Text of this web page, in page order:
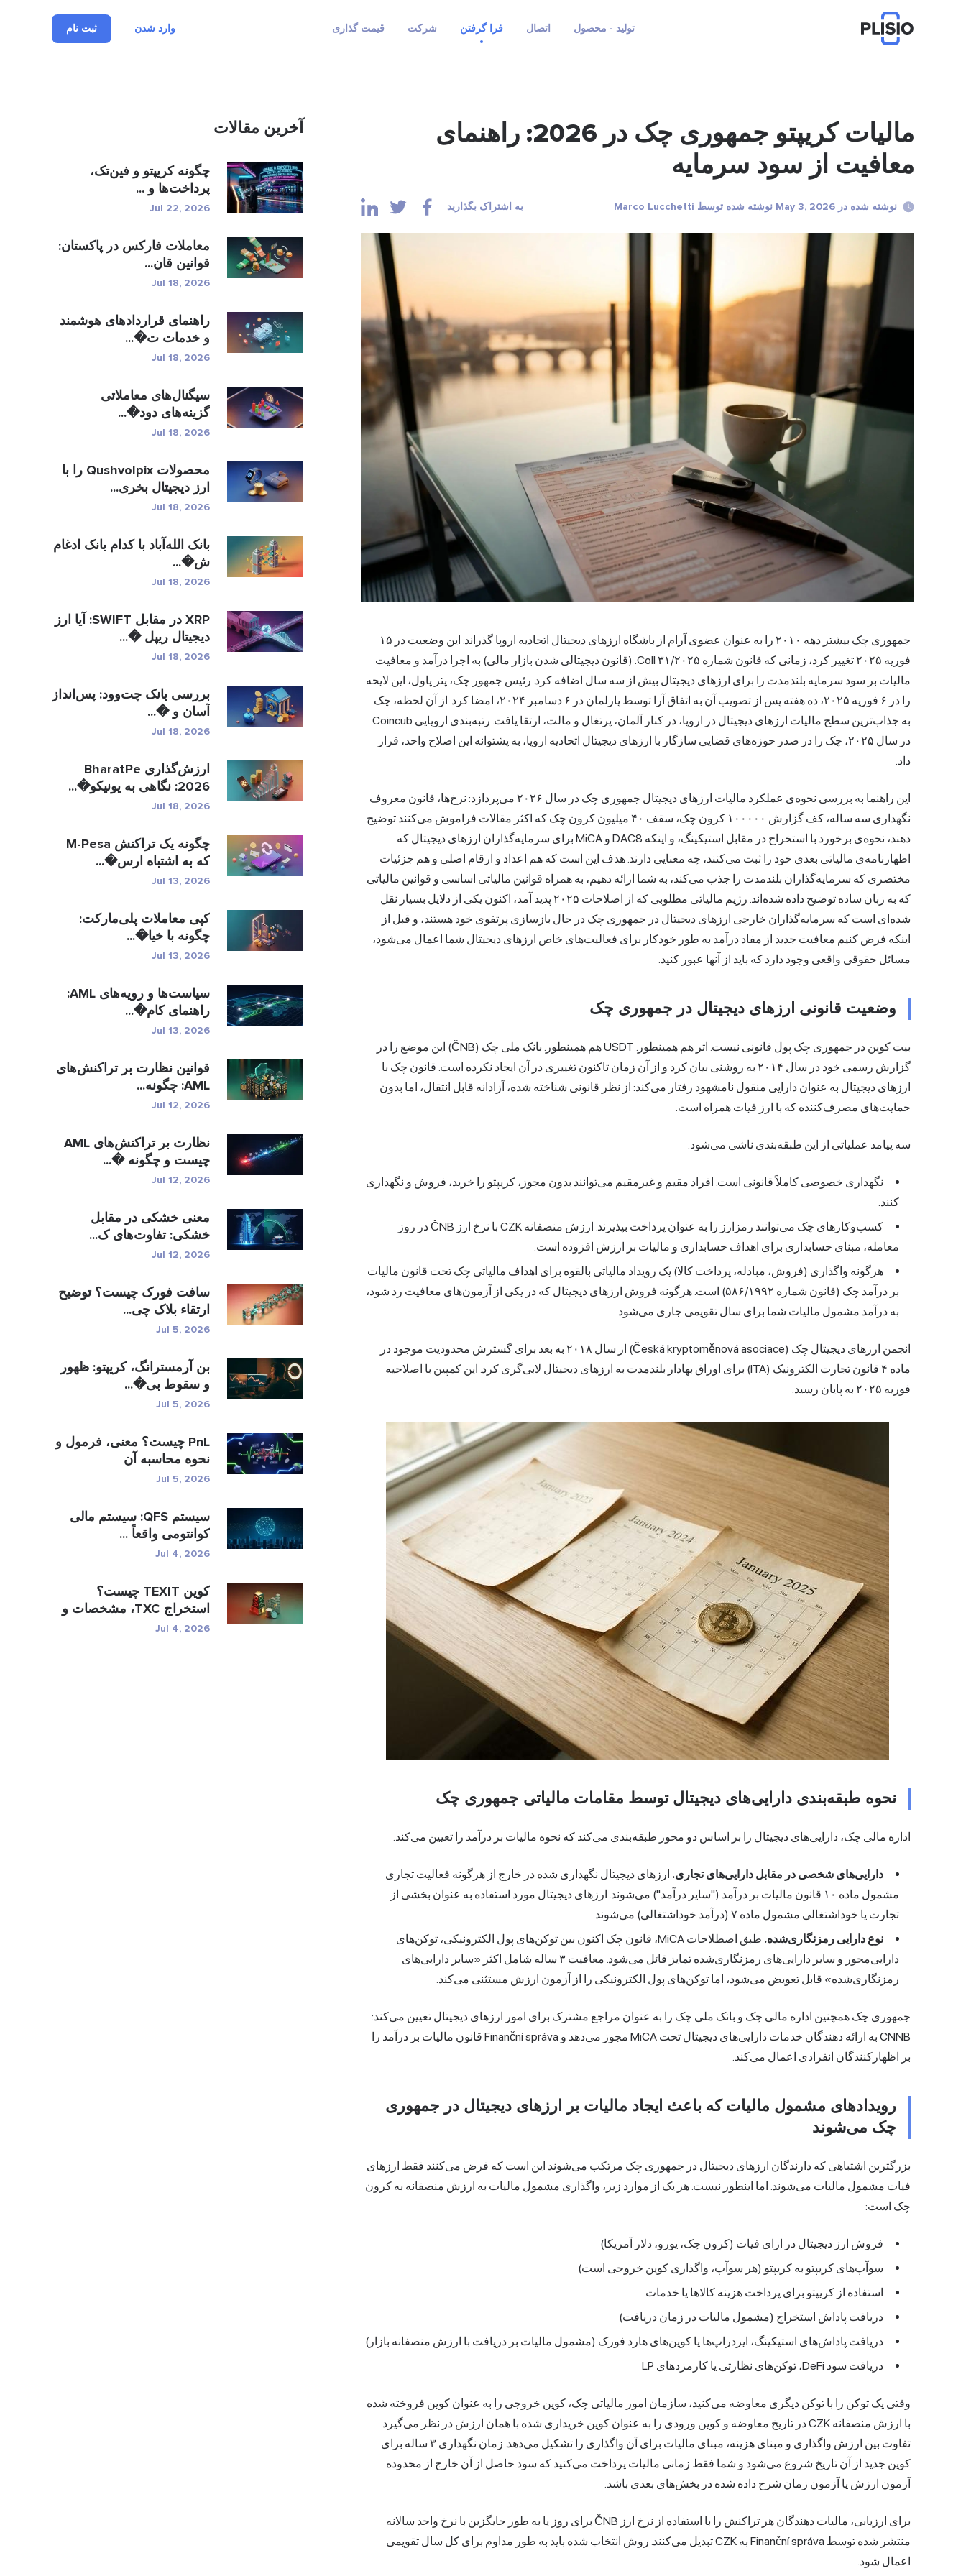
تولید - محصول اتصال فرا گرفتن شرکت قیمت گذاری وارد شدن ثبت نام
مالیات کریپتو جمهوری چک در 2026: راهنمای
معافیت از سود سرمایه
نوشته شده در May 3, 2026 نوشته شده توسط Marco Lucchetti به اشتراک بگذارید
جمهوری چک بیشتر دهه ۲۰۱۰ را به عنوان عضوی آرام از باشگاه ارزهای دیجیتال اتحادیه اروپا گذراند. این وضعیت در ۱۵
فوریه ۲۰۲۵ تغییر کرد، زمانی که قانون شماره ۳۱/۲۰۲۵ Coll. (قانون دیجیتالی شدن بازار مالی) به اجرا درآمد و معافیت
مالیات بر سود سرمایه بلندمدت را برای ارزهای دیجیتال بیش از سه سال اضافه کرد. رئیس جمهور چک، پتر پاول، این لایحه
را در ۶ فوریه ۲۰۲۵، ده هفته پس از تصویب آن به اتفاق آرا توسط پارلمان در ۶ دسامبر ۲۰۲۴، امضا کرد. از آن لحظه، چک
به جذاب‌ترین سطح مالیات ارزهای دیجیتال
در اروپا، در کنار آلمان، پرتغال و مالت، ارتقا یافت. رتبه‌بندی اروپایی Coincub
در سال ۲۰۲۵، چک را در صدر حوزه‌های قضایی سازگار با ارزهای دیجیتال اتحادیه اروپا، به پشتوانه این اصلاح واحد، قرار
داد.
این راهنما به بررسی نحوه‌ی عملکرد مالیات ارزهای دیجیتال جمهوری چک در سال ۲۰۲۶ می‌پردازد: نرخ‌ها، قانون معروف
نگهداری سه ساله، کف گزارش ۱۰۰۰۰۰ کرون چک، سقف ۴۰ میلیون کرون چک که اکثر مقالات فراموش می‌کنند توضیح
دهند، نحوه‌ی برخورد با استخراج در مقابل استیکینگ، و اینکه DAC8 و MiCA برای سرمایه‌گذاران ارزهای دیجیتال که
اظهارنامه‌ی مالیاتی بعدی خود را ثبت می‌کنند، چه معنایی دارند. هدف این است که هم اعداد و ارقام اصلی و هم جزئیات
مختصری که سرمایه‌گذاران بلندمدت را جذب می‌کند، به شما ارائه دهیم، به همراه قوانین مالیاتی اساسی و قوانین مالیاتی
که به زبان ساده توضیح داده شده‌اند. رژیم مالیاتی مطلوبی که از اصلاحات ۲۰۲۵ پدید آمد، اکنون یکی از دلایل بسیار نقل
شده‌ای است که سرمایه‌گذاران خارجی ارزهای دیجیتال در جمهوری چک در حال بازسازی پرتفوی خود هستند، و قبل از
اینکه فرض کنیم معافیت جدید از مفاد درآمد به طور خودکار برای فعالیت‌های خاص ارزهای دیجیتال شما اعمال می‌شود،
مسائل حقوقی واقعی وجود دارد که باید از آنها عبور کنید.
وضعیت قانونی ارزهای دیجیتال در جمهوری چک
بیت کوین در جمهوری چک پول قانونی نیست. اتر هم همینطور. USDT هم همینطور. بانک ملی چک (ČNB) این موضع را در
گزارش رسمی خود در سال ۲۰۱۴ به روشنی بیان کرد و از آن زمان تاکنون تغییری در آن ایجاد نکرده است. قانون چک با
ارزهای دیجیتال به عنوان دارایی منقول نامشهود رفتار می‌کند: از نظر قانونی شناخته شده، آزادانه قابل انتقال، اما بدون
حمایت‌های مصرف‌کننده که با ارز فیات همراه است.
سه پیامد عملیاتی از این طبقه‌بندی ناشی می‌شود:
نگهداری خصوصی کاملاً قانونی است. افراد مقیم و غیرمقیم می‌توانند بدون مجوز، کریپتو را خرید، فروش و نگهداری
کنند.
کسب‌وکارهای چک می‌توانند رمزارز را به عنوان پرداخت بپذیرند. ارزش منصفانه CZK با نرخ ارز ČNB در روز
معامله، مبنای حسابداری برای اهداف حسابداری و مالیات بر ارزش افزوده است.
هرگونه واگذاری (فروش، مبادله، پرداخت کالا) یک رویداد مالیاتی بالقوه برای اهداف مالیاتی چک تحت قانون مالیات
بر درآمد چک (قانون شماره ۵۸۶/۱۹۹۲) است. هرگونه فروش ارزهای دیجیتال که در یکی از آزمون‌های معافیت رد شود،
به درآمد مشمول مالیات شما برای سال تقویمی جاری می‌شود.
انجمن ارزهای دیجیتال چک (Česká kryptoměnová asociace) از سال ۲۰۱۸ به بعد برای گسترش محدودیت موجود در
ماده ۴ قانون تجارت الکترونیک (ITA) برای اوراق بهادار بلندمدت به ارزهای دیجیتال لابی‌گری کرد. این کمپین با اصلاحیه
فوریه ۲۰۲۵ به پایان رسید.
نحوه طبقه‌بندی دارایی‌های دیجیتال توسط مقامات مالیاتی جمهوری چک
اداره مالی چک، دارایی‌های دیجیتال را بر اساس دو محور طبقه‌بندی می‌کند که نحوه مالیات بر درآمد را تعیین می‌کند.
دارایی‌های شخصی در مقابل دارایی‌های تجاری. ارزهای دیجیتال نگهداری شده در خارج از هرگونه فعالیت تجاری
مشمول ماده ۱۰ قانون مالیات بر درآمد ("سایر درآمد") می‌شوند. ارزهای دیجیتال مورد استفاده به عنوان بخشی از
تجارت یا خوداشتغالی مشمول ماده ۷ (درآمد خوداشتغالی) می‌شوند.
نوع دارایی رمزنگاری‌شده.
طبق اصطلاحات MiCA، قانون چک اکنون بین توکن‌های پول الکترونیکی، توکن‌های
دارایی‌محور و سایر دارایی‌های رمزنگاری‌شده تمایز قائل می‌شود. معافیت ۳ ساله شامل اکثر «سایر دارایی‌های
رمزنگاری‌شده» قابل تعویض می‌شود، اما توکن‌های پول الکترونیکی را از آزمون ارزش مستثنی می‌کند.
جمهوری چک همچنین اداره مالی چک و بانک ملی چک را به عنوان مراجع مشترک برای امور ارزهای دیجیتال تعیین می‌کند:
CNNB به ارائه دهندگان خدمات دارایی‌های دیجیتال تحت MiCA مجوز می‌دهد و Finanční správa قانون مالیات بر درآمد را
بر اظهارکنندگان انفرادی اعمال می‌کند.
رویدادهای مشمول مالیات که باعث ایجاد مالیات بر ارزهای دیجیتال در جمهوری
چک می‌شوند
بزرگترین اشتباهی که دارندگان ارزهای دیجیتال در جمهوری چک مرتکب می‌شوند این است که فرض می‌کنند فقط ارزهای
فیات مشمول مالیات می‌شوند. اما اینطور نیست. هر یک از موارد زیر، واگذاری مشمول مالیات به ارزش منصفانه به کرون
چک است:
فروش ارز دیجیتال در ازای فیات (کرون چک، یورو، دلار آمریکا)
سوآپ‌های کریپتو به کریپتو (هر سوآپ، واگذاری کوین خروجی است)
استفاده از کریپتو برای پرداخت هزینه کالاها یا خدمات
دریافت پاداش استخراج (مشمول مالیات در زمان دریافت)
دریافت پاداش‌های استیکینگ، ایردراپ‌ها یا کوین‌های هارد فورک (مشمول مالیات بر دریافت با ارزش منصفانه بازار)
دریافت سود DeFi، توکن‌های نظارتی یا کارمزدهای LP
وقتی یک توکن را با توکن دیگری معاوضه می‌کنید، سازمان امور مالیاتی چک، کوین خروجی را به عنوان کوین فروخته شده
با ارزش منصفانه CZK در تاریخ معاوضه و کوین ورودی را به عنوان کوین خریداری شده با همان ارزش در نظر می‌گیرد.
تفاوت بین ارزش واگذاری و مبنای هزینه، مبنای مالیات برای آن واگذاری را تشکیل می‌دهد. زمان نگهداری ۳ ساله برای
کوین جدید از آن تاریخ شروع می‌شود و شما فقط زمانی مالیات پرداخت می‌کنید که سود حاصل از آن خارج از محدوده
آزمون ارزش یا آزمون زمان شرح داده شده در بخش‌های بعدی باشد.
برای ارزیابی، مالیات دهندگان هر تراکنش را با استفاده از نرخ ارز ČNB برای روز یا به طور جایگزین با نرخ واحد سالانه
منتشر شده توسط Finanční správa به CZK تبدیل می‌کنند. روش انتخاب شده باید به طور مداوم برای کل سال تقویمی
اعمال شود.
آخرین مقالات
چگونه کریپتو و فین‌تک،
پرداخت‌ها و ...
Jul 22, 2026
معاملات فارکس در پاکستان:
قوانین قان...
Jul 18, 2026
راهنمای قراردادهای هوشمند
و خدمات ت�...
Jul 18, 2026
سیگنال‌های معاملاتی
گزینه‌های دود�...
Jul 18, 2026
محصولات Qushvolpix را با
ارز دیجیتال بخری...
Jul 18, 2026
بانک الله‌آباد با کدام بانک ادغام
ش�...
Jul 18, 2026
XRP در مقابل SWIFT: آیا ارز
دیجیتال ریپل �...
Jul 18, 2026
بررسی بانک چت‌وود: پس‌انداز
آسان و �...
Jul 18, 2026
ارزش‌گذاری BharatPe
2026: نگاهی به یونیکو�...
Jul 18, 2026
چگونه یک تراکنش M-Pesa
که به اشتباه ارس�...
Jul 13, 2026
کپی معاملات پلی‌مارکت:
چگونه با خیا�...
Jul 13, 2026
سیاست‌ها و رویه‌های AML:
راهنمای کام�...
Jul 13, 2026
قوانین نظارت بر تراکنش‌های
AML: چگونه...
Jul 12, 2026
نظارت بر تراکنش‌های AML
چیست و چگونه �...
Jul 12, 2026
معنی خشکی در مقابل
خشکی: تفاوت‌های ک...
Jul 12, 2026
سافت فورک چیست؟ توضیح
ارتقاء بلاک چی...
Jul 5, 2026
بن آرمسترانگ، کریپتو: ظهور
و سقوط بی�...
Jul 5, 2026
PnL چیست؟ معنی، فرمول و
نحوه محاسبه آن
Jul 5, 2026
سیستم QFS: سیستم مالی
کوانتومی واقعاً ...
Jul 4, 2026
کوین TEXIT چیست؟
استخراج TXC، مشخصات و
ر�...
Jul 4, 2026